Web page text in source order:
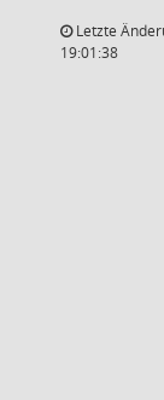
Letzte
19:01:38